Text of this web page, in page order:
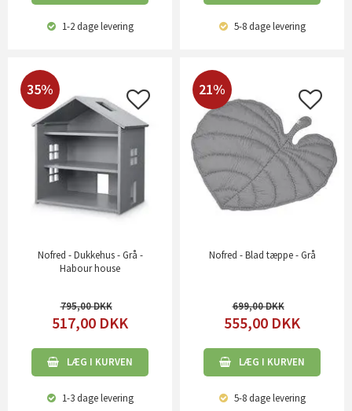
1-2 dagelevering 5-8 dagelevering
35%
Nofred - Dukkehus - Grå -
Habour house
795,00
517,00 DKK
LÆG I KURVEN
1-3 dagelevering
21%
Nofred - Blad tæppe - Grå
699,00
555,00 DKK
LÆG I KURVEN
5-8 dagelevering